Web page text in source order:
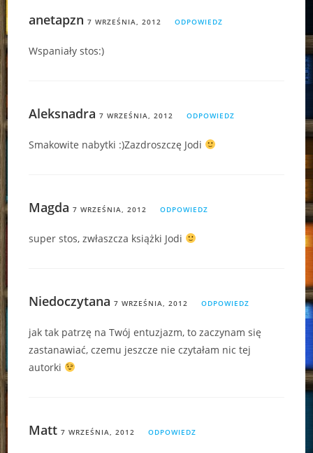
anetapzn 7 WRZEŚNIA, 2012 ODPOWIEDZ
Wspaniały stos:)
Aleksnadra 7 WRZEŚNIA, 2012 ODPOWIEDZ
Smakowite nabytki :)Zazdroszczę Jodi
Magda 7 WRZEŚNIA, 2012 ODPOWIEDZ
super stos, zwłaszcza książki Jodi
Niedoczytana 7 WRZEŚNIA, 2012 ODPOWIEDZ
jak tak patrzę na Twój entuzjazm, to zaczynam się
zastanawiać, czemu jeszcze nie czytałam nic tej
autorki
Matt 7 WRZEŚNIA, 2012 ODPOWIEDZ